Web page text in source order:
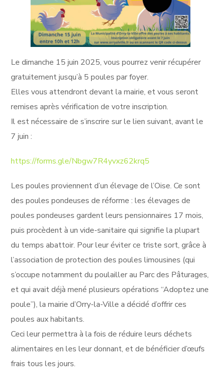
Le dimanche 15 juin 2025, vous pourrez venir récupérer
gratuitement jusqu’à 5 poules par foyer.
Elles vous attendront devant la mairie, et vous seront
remises après vérification de votre inscription.
Il est nécessaire de s’inscrire sur le lien suivant, avant le
7 juin :
https://forms.gle/Nbgw7R4yvxz62krq5
Les poules proviennent d’un élevage de l’Oise. Ce sont
des poules pondeuses de réforme : les élevages de
poules pondeuses gardent leurs pensionnaires 17 mois,
puis procèdent à un vide-sanitaire qui signifie la plupart
du temps abattoir. Pour leur éviter ce triste sort, grâce à
l’association de protection des poules limousines (qui
s’occupe notamment du poulailler au Parc des Pâturages,
et qui avait déjà mené plusieurs opérations “Adoptez une
poule”), la mairie d’Orry-la-Ville a décidé d’offrir ces
poules aux habitants.
Ceci leur permettra à la fois de réduire leurs déchets
alimentaires en les leur donnant, et de bénéficier d’œufs
frais tous les jours.